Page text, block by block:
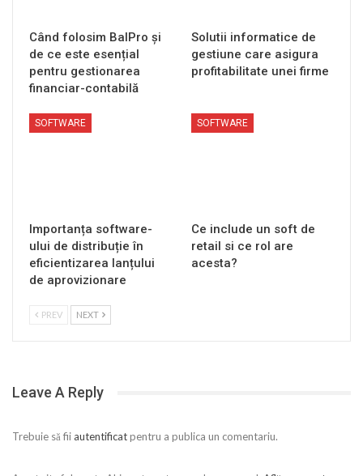
Când folosim BalPro și
de ce este esențial
pentru gestionarea
financiar-contabilă
Solutii informatice de
gestiune care asigura
profitabilitate unei firme
SOFTWARE
Importanța software-
ului de distribuție în
eficientizarea lanțului
de aprovizionare
SOFTWARE
Ce include un soft de
retail si ce rol are
acesta?
PREV NEXT
Leave A Reply
Trebuie să fii autentificatpentru a publica un comentariu.